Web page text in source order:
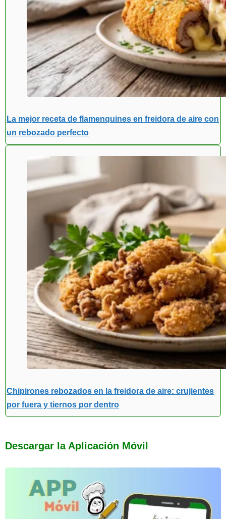
La mejor receta de flamenquines en freidora de aire con
un rebozado perfecto
Chipirones rebozados en la freidora de aire: crujientes
por fuera y tiernos por dentro
Descargar la Aplicación Móvil